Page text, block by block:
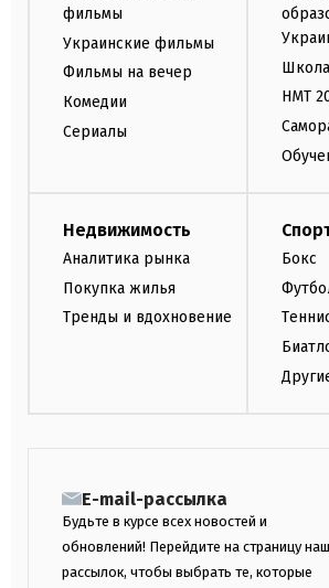
фильмы
Украинские фильмы
Фильмы на вечер
Комедии
Сериалы
Школа
НМТ
Недвижимость
Аналитика рынка
Покупка жилья
Тренды и вдохновение
Бокс
E-mail-рассылка
Будьте в курсе всех новостей и
обновлений! Перейдите на страницу
рассылок, чтобы выбрать те, которые